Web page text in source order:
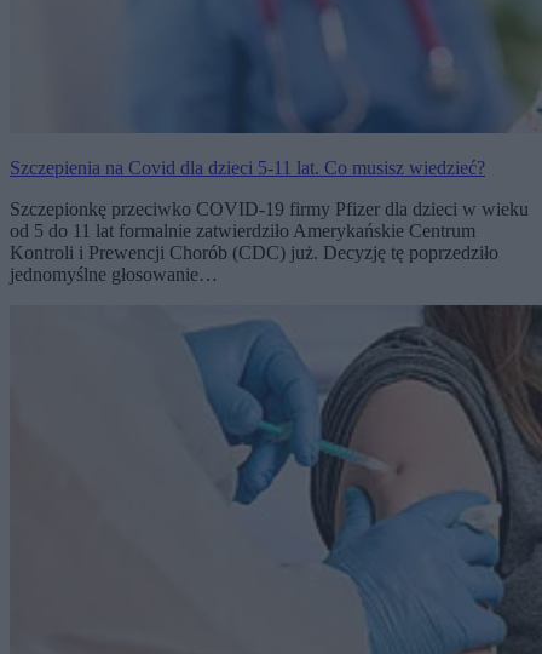
Szczepienia na Covid dla dzieci 5-11 lat. Co musisz wiedzieć?
Szczepionkę przeciwko COVID-19 firmy Pfizer dla dzieci w wieku
od 5 do 11 lat formalnie zatwierdziło Amerykańskie Centrum
Kontroli i Prewencji Chorób (CDC) już. Decyzję tę poprzedziło
jednomyślne głosowanie…